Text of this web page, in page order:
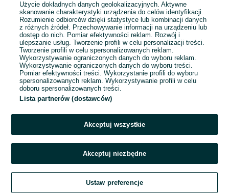
Przejdź na stronę główną
Użycie dokładnych danych geolokalizacyjnych. Aktywne
skanowanie charakterystyki urządzenia do celów identyfikacji.
Rozumienie odbiorców dzięki statystyce lub kombinacji danych
z różnych źródeł. Przechowywanie informacji na urządzeniu lub
dostęp do nich. Pomiar efektywności reklam. Rozwój i
ulepszanie usług. Tworzenie profili w celu personalizacji treści.
Tworzenie profili w celu spersonalizowanych reklam.
Wykorzystywanie ograniczonych danych do wyboru reklam.
Wykorzystywanie ograniczonych danych do wyboru treści.
Pomiar efektywności treści. Wykorzystanie profili do wyboru
spersonalizowanych reklam. Wykorzystywanie profili w celu
doboru spersonalizowanych treści.
Lista partnerów (dostawców)
Akceptuj wszystkie
Akceptuj niezbędne
Ustaw preferencje